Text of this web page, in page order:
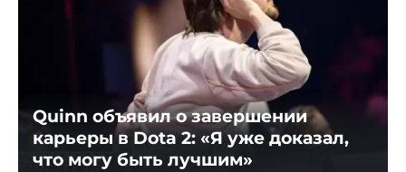
Quinn объявил о завершении
карьеры в Dota 2: «Я уже доказал,
что могу быть лучшим»